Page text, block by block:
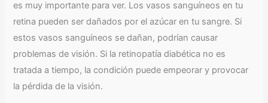
es muy importante para ver. Los vasos sanguíneos en tu
retina pueden ser dañados por el azúcar en tu sangre. Si
estos vasos sanguíneos se dañan, podrían causar
problemas de visión. Si la retinopatía diabética no es
tratada a tiempo, la condición puede empeorar y provocar
la pérdida de la visión.